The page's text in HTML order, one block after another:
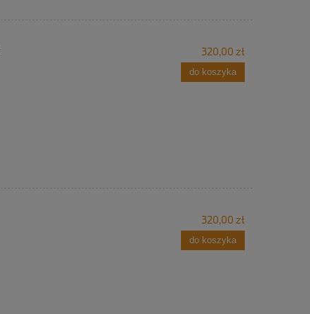
320,00 zł
do koszyka
320,00 zł
do koszyka